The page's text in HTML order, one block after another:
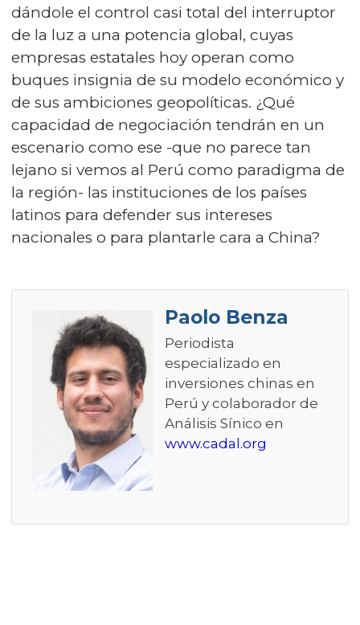
dándole el control casi total del interruptor
de la luz a una potencia global, cuyas
empresas estatales hoy operan como
buques insignia de su modelo económico y
de sus ambiciones geopolíticas. ¿Qué
capacidad de negociación tendrán en un
escenario como ese -que no parece tan
lejano si vemos al Perú como paradigma de
la región- las instituciones de los países
latinos para defender sus intereses
nacionales o para plantarle cara a China?
Paolo Benza
Periodista
especializado en
inversiones chinas en
Perú y colaborador de
Análisis Sínico en
www.cadal.org